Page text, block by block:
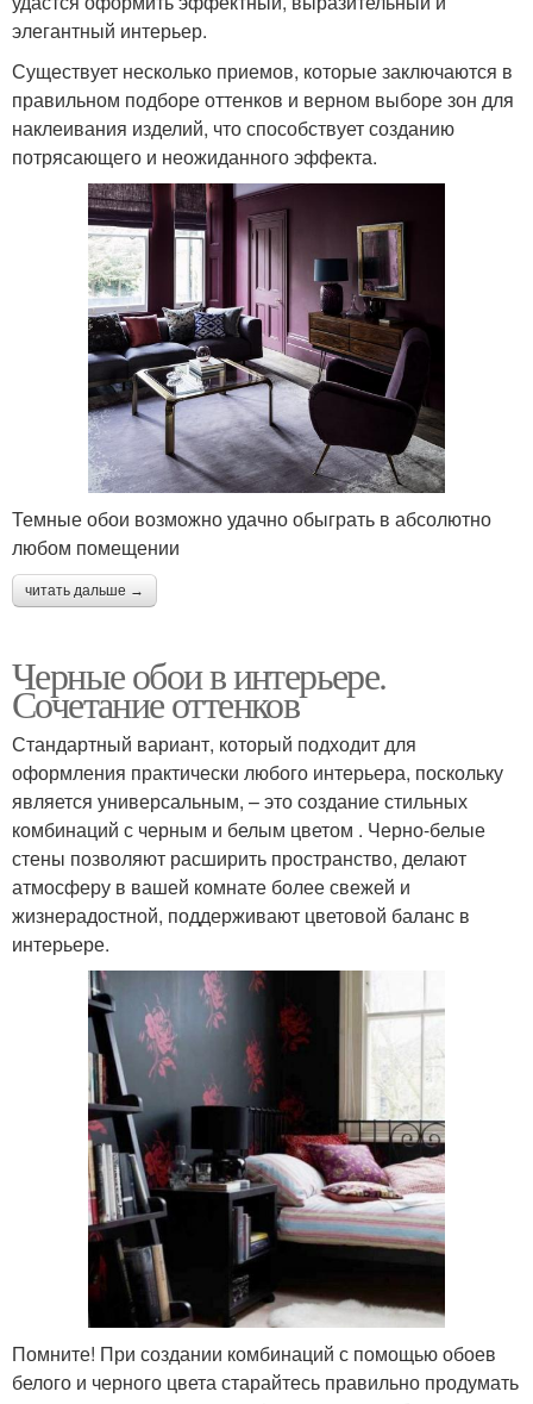
элегантный интерьер.
Существует несколько приемов, которые заключаются в
правильном подборе оттенков и верном выборе зон для
наклеивания изделий, что способствует созданию
потрясающего и неожиданного эффекта.
Темные обои возможно удачно обыграть в абсолютно
любом помещении
читать дальше →
Черные обои в интерьере.
Сочетание оттенков
Стандартный вариант, который подходит для
оформления практически любого интерьера, поскольку
является универсальным, – это создание стильных
комбинаций с черным и белым цветом . Черно-белые
стены позволяют расширить пространство, делают
атмосферу в вашей комнате более свежей и
жизнерадостной, поддерживают цветовой баланс в
интерьере.
Помните! При создании комбинаций с помощью обоев
белого и черного цвета старайтесь правильно продумать